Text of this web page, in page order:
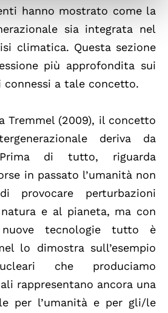
hanno mostrato come la
sia integrata nel
climatica. Questa sezione
più approfondita sui
a tale concetto.
Tremmel (2009), il concetto
deriva da
di tutto, riguarda
in passato l’umanità non
provocare perturbazioni
e al pianeta, ma con
nuove tecnologie tutto è
lo dimostra sull’esempio
che produciamo
rappresentano ancora una
per l’umanità e per gli/le